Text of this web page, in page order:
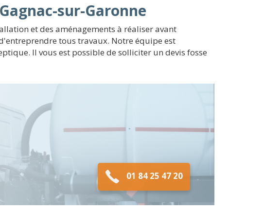
sur-Garonne
et des aménagements à réaliser avant
tous travaux. Notre équipe est
Il vous est possible de solliciter un devis fosse
01 84 25 47 20